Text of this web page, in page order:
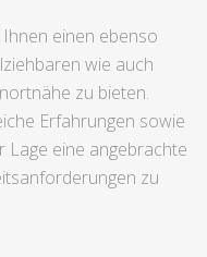
einen ebenso
wie auch
zu bieten.
Erfahrungen sowie
Lage eine angebrachte
zu